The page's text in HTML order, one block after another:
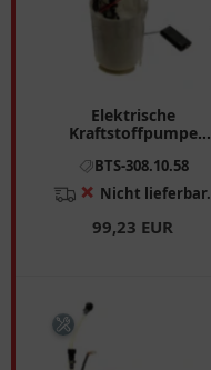
Elektrische
Kraftstoffpumpe
Motorräder 3081058
BTS-308.10.58
❌ Nicht lieferbar.
99,23 EUR